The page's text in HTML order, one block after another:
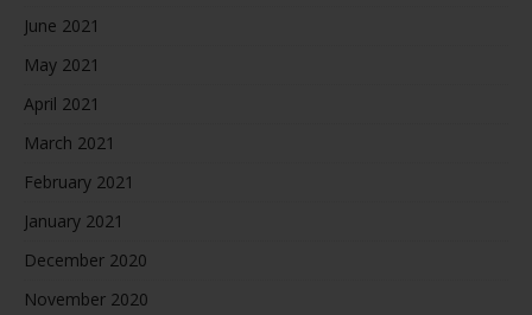
June 2021
May 2021
April 2021
March 2021
February 2021
January 2021
December 2020
November 2020